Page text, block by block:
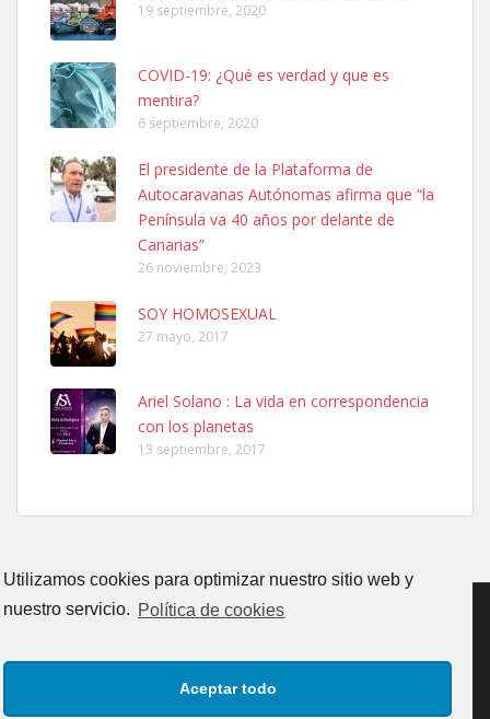
Utilizamos cookies para optimizar nuestro sitio web y
nuestro servicio. Política de cookies
Aceptar todo
SHIBA PERDIDO AVDA JOSE MESA Y LOPEZ
PERRO MACHO RAZA SHIBA CON MICROCHIP PERDIDO HOY
06/07/2025 ZONA MESA Y LOPEZ. ES MUY ASUSTADIZO
Leales.org » Gran Canaria
6.7.2025
Ninfa perdida
El día 5 se los perdió una ninfa papillera, asustada tiene miedo a la
calle, se perdió por la zon...
Adopcion
Busco casa de acogida para mi perrita ya que por temas de trabajo
19 septiembre, 2020
COVID-19: ¿Qué es verdad y que es
mentira?
6 septiembre, 2020
El presidente de la Plataforma de
Autocaravanas Autónomas afirma que “la
Península va 40 años por delante de
Canarias”
26 noviembre, 2023
SOY HOMOSEXUAL
27 mayo, 2017
Ariel Solano : La vida en correspondencia
con los planetas
13 septiembre, 2017